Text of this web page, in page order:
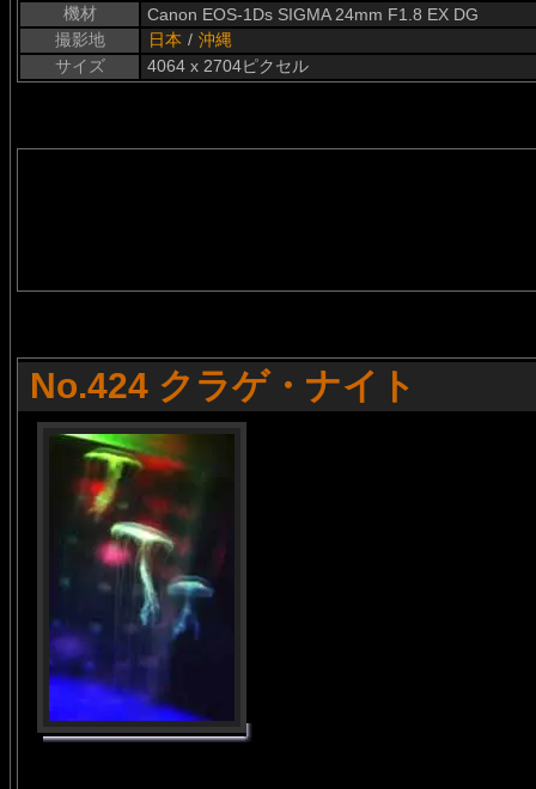
機材
Canon EOS-1Ds SIGMA 24mm F1.8 EX DG
撮影地
日本 / 沖縄
サイズ
4064 x 2704ピクセル
No.424 クラゲ・ナイト